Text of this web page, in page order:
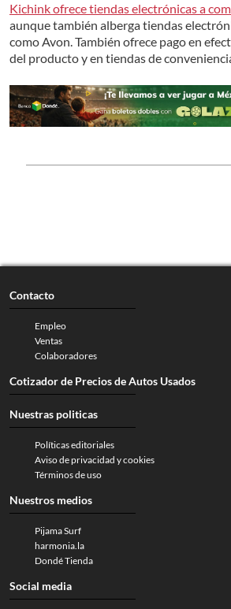
Kichink ofrece tiendas electrónicas a
aunque también alberga tiendas
como Avon. También ofrece pago en
del producto y en tiendas de
Contacto
Empleo
Ventas
Colaboradores
Cotizador de Precios de Autos Usados
Nuestras politicas
Políticas editoriales
Aviso de privacidad y cookies
Términos de uso
Nuestros medios
Pijama Surf
harmonia.la
Dondé Tienda
Social media